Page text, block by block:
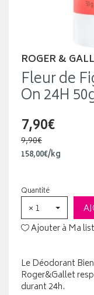
ROGER &
Fleur de
On 24H
7,90€
9,90€
158,00€/kg
Quantité
× 1
Ajouter à Ma
Le Déodorant
Roger&Gallet
durant 24h.